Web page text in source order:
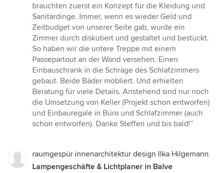
brauchten zuerst ein Konzept für die Kleidung und
Sanitärdinge. Immer, wenn es wieder Geld und
Zeitbudget von unserer Seite gab, wurde ein
Zimmer durch diskutiert und gestaltet und bestückt.
So haben wir die untere Treppe mit einem
Passepartout an der Wand versehen. Einen
Einbauschrank in die Schräge des Schlafzimmers
gebaut. Beide Bäder möbliert. Und erhielten
Beratung für viele Details. Anstehend sind nur noch
die Umsetzung von Keller (Projekt schon entworfen)
und Einbauregale in Büro und Schlafzimmer (auch
schon entworfen). Danke Steffen und bis bald!”
raumgespür innenarchitektur design Ilka Hilgemann
Lampengeschäfte & Lichtplaner in Balve